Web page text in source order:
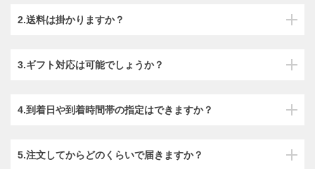
2.送料は掛かりますか？
3.ギフト対応は可能でしょうか？
4.到着日や到着時間帯の指定はできますか？
5.注文してからどのくらいで届きますか？